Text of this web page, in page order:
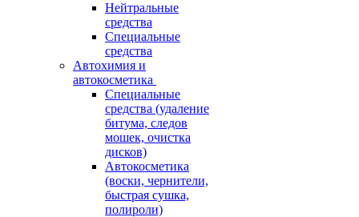
Нейтральные
средства
Специальные
средства
Автохимия и
автокосметика
Специальные
средства (удаление
битума, следов
мошек, очистка
дисков)
Автокосметика
(воски, чернители,
быстрая сушка,
полироли)